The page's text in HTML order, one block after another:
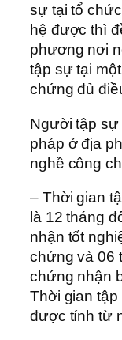
sự tại tổ
hệ được thì
phương nơi
tập sự tại
chứng đủ
Người tập
pháp ở địa
nghề công
– Thời gian
là 12 tháng
nhận tốt
chứng và 06
chứng nhận
Thời gian
được tính từ